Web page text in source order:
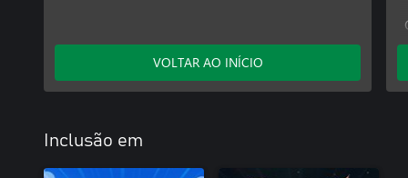
VOLTAR AO INÍCIO
Inclusão em